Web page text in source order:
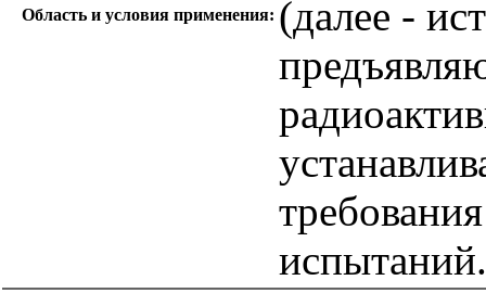
Область и условия применения: (далее -
испытаний.